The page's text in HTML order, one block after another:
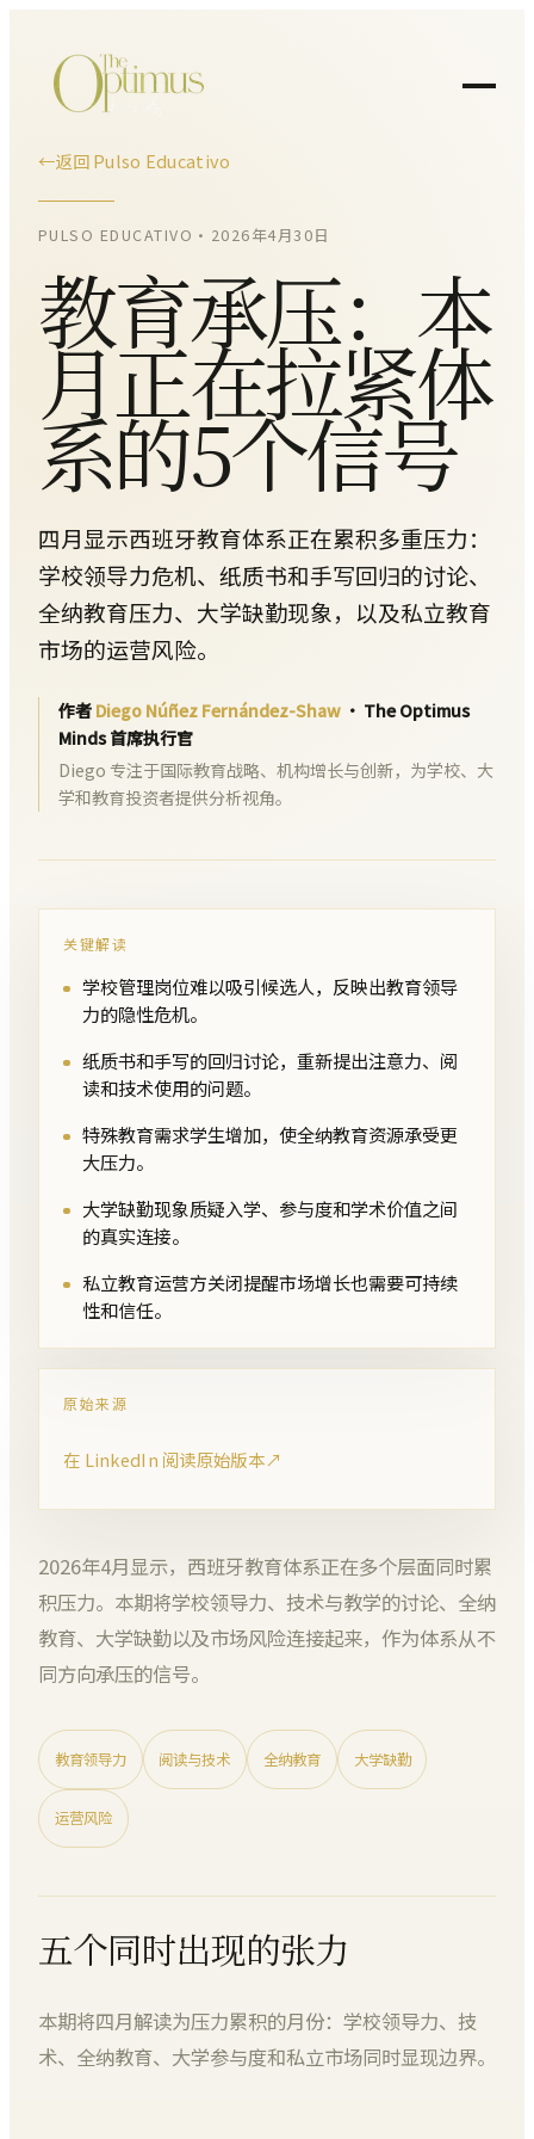
←返回 Pulso Educativo
PULSO EDUCATIVO • 2026年4月30日
教育承压：本
月正在拉紧体
系的5个信号
四月显示西班牙教育体系正在累积多重压力：
学校领导力危机、纸质书和手写回归的讨论、
全纳教育压力、大学缺勤现象，以及私立教育
市场的运营风险。
作者 Diego Núñez Fernández-Shaw · The Optimus
Minds 首席执行官
Diego 专注于国际教育战略、机构增长与创新，为学校、大
学和教育投资者提供分析视角。
关键解读
学校管理岗位难以吸引候选人，反映出教育领导
力的隐性危机。
纸质书和手写的回归讨论，重新提出注意力、阅
读和技术使用的问题。
特殊教育需求学生增加，使全纳教育资源承受更
大压力。
大学缺勤现象质疑入学、参与度和学术价值之间
的真实连接。
私立教育运营方关闭提醒市场增长也需要可持续
性和信任。
原始来源
在 LinkedIn 阅读原始版本↗
2026年4月显示，西班牙教育体系正在多个层面同时累
积压力。本期将学校领导力、技术与教学的讨论、全纳
教育、大学缺勤以及市场风险连接起来，作为体系从不
同方向承压的信号。
教育领导力 阅读与技术 全纳教育 大学缺勤
运营风险
五个同时出现的张力
本期将四月解读为压力累积的月份：学校领导力、技
术、全纳教育、大学参与度和私立市场同时显现边界。